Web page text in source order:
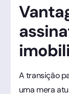
A transição
uma mera